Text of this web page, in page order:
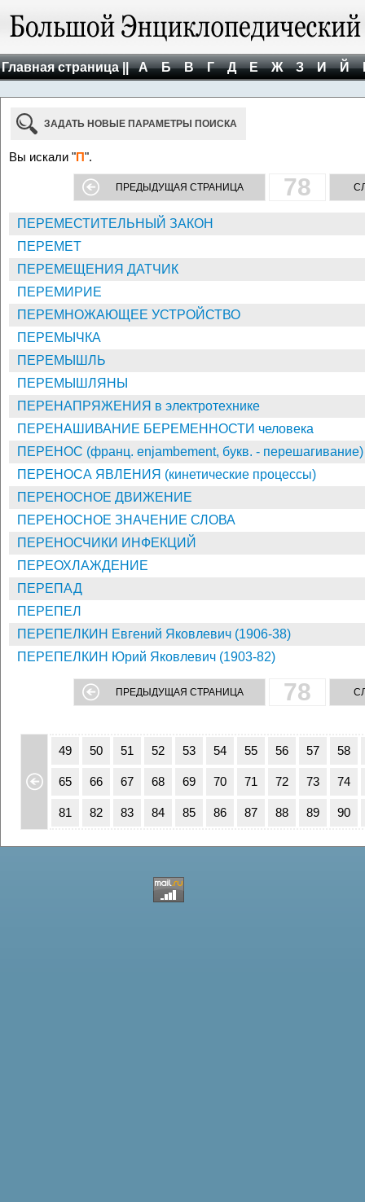
Главная страница || А Б В Г Д Е Ж З И Й
ЗАДАТЬ НОВЫЕ ПАРАМЕТРЫ ПОИСКА
Вы искали "П".
ПРЕДЫДУЩАЯ СТРАНИЦА 78
ПЕРЕМЕСТИТЕЛЬНЫЙ ЗАКОН
ПЕРЕМЕТ
ПЕРЕМЕЩЕНИЯ ДАТЧИК
ПЕРЕМИРИЕ
ПЕРЕМНОЖАЮЩЕЕ УСТРОЙСТВО
ПЕРЕМЫЧКА
ПЕРЕМЫШЛЬ
ПЕРЕМЫШЛЯНЫ
ПЕРЕНАПРЯЖЕНИЯ в электротехнике
ПЕРЕНАШИВАНИЕ БЕРЕМЕННОСТИ человека
ПЕРЕНОС (франц. enjambement, букв. - перешагивание)
ПЕРЕНОСА ЯВЛЕНИЯ (кинетические процессы)
ПЕРЕНОСНОЕ ДВИЖЕНИЕ
ПЕРЕНОСНОЕ ЗНАЧЕНИЕ СЛОВА
ПЕРЕНОСЧИКИ ИНФЕКЦИЙ
ПЕРЕОХЛАЖДЕНИЕ
ПЕРЕПАД
ПЕРЕПЕЛ
ПЕРЕПЕЛКИН Евгений Яковлевич (1906-38)
ПЕРЕПЕЛКИН Юрий Яковлевич (1903-82)
ПРЕДЫДУЩАЯ СТРАНИЦА 78
32
49 50 51 52 53 54 55 56 57 58
65 66 67 68 69 70 71 72 73 74
81 82 83 84 85 86 87 88 89 90